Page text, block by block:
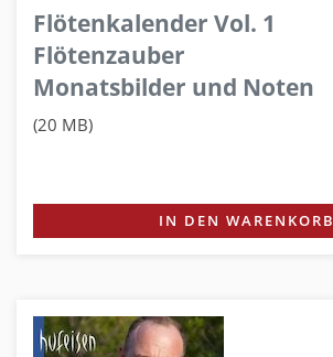
Flötenkalender Vol. 1
Flötenzauber
Monatsbilder und Noten
(20 MB)
IN DEN WARENKORB